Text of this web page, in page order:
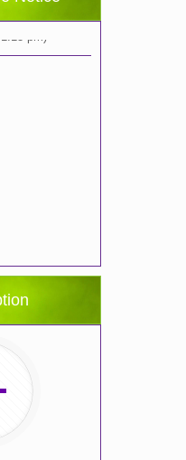
– ২০২৬
শিশু থেকে নবম
২০২৫ খ্রীঃ,
pm)